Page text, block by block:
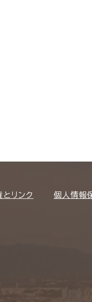
リンク 個人情報